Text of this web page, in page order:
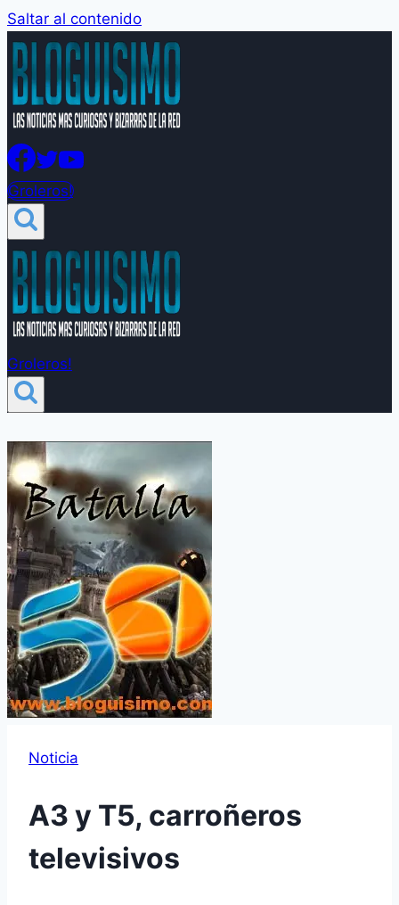
Saltar al contenido
Groleros!
Groleros!
Noticia
A3 y T5, carroñeros
televisivos